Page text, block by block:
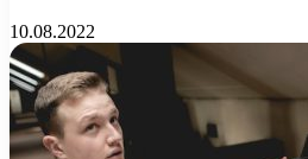
10.08.2022